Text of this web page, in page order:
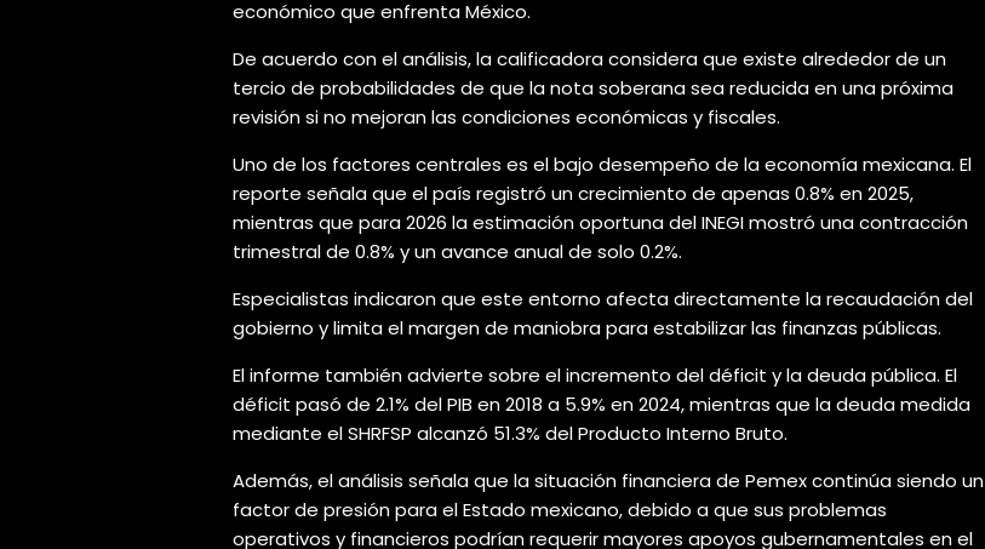
económico que enfrenta México.
De acuerdo con el análisis, la calificadora considera que existe alrededor de un
tercio de probabilidades de que la nota soberana sea reducida en una próxima
revisión si no mejoran las condiciones económicas y fiscales.
Uno de los factores centrales es el bajo desempeño de la economía mexicana. El
reporte señala que el país registró un crecimiento de apenas 0.8% en 2025,
mientras que para 2026 la estimación oportuna del INEGI mostró una contracción
trimestral de 0.8% y un avance anual de solo 0.2%.
Especialistas indicaron que este entorno afecta directamente la recaudación del
gobierno y limita el margen de maniobra para estabilizar las finanzas públicas.
El informe también advierte sobre el incremento del déficit y la deuda pública. El
déficit pasó de 2.1% del PIB en 2018 a 5.9% en 2024, mientras que la deuda medida
mediante el SHRFSP alcanzó 51.3% del Producto Interno Bruto.
Además, el análisis señala que la situación financiera de Pemex continúa siendo un
factor de presión para el Estado mexicano, debido a que sus problemas
operativos y financieros podrían requerir mayores apoyos gubernamentales en el